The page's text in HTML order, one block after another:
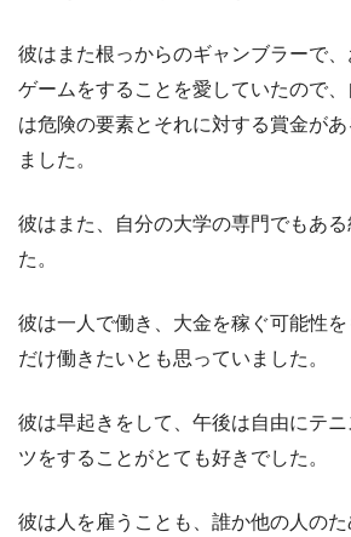
彼はまた根っからのギャンブラーで
ゲームをすることを愛していたので
は危険の要素とそれに対する賞金が
ました。
彼はまた、自分の大学の専門でもあ
た。
彼は一人で働き、大金を稼ぐ可能性
だけ働きたいとも思っていました。
彼は早起きをして、午後は自由にテ
ツをすることがとても好きでした。
彼は人を雇うことも、誰か他の人の